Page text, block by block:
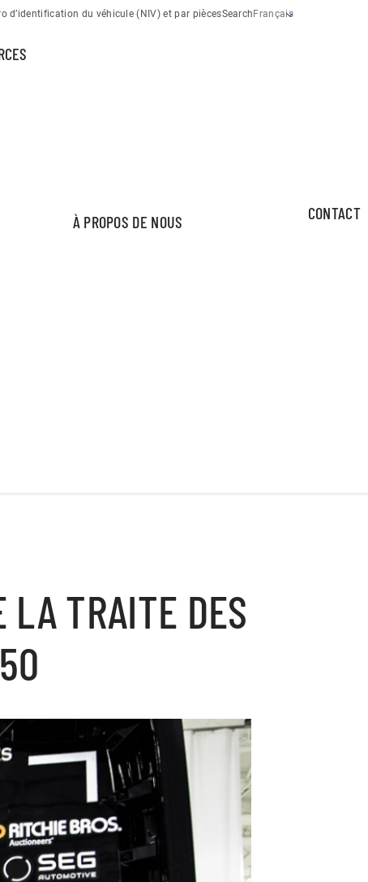
d’identification du véhicule (NIV) et par piècesSearch Français
À PROPOS DE NOUS CONTACT
LA TRAITE DES